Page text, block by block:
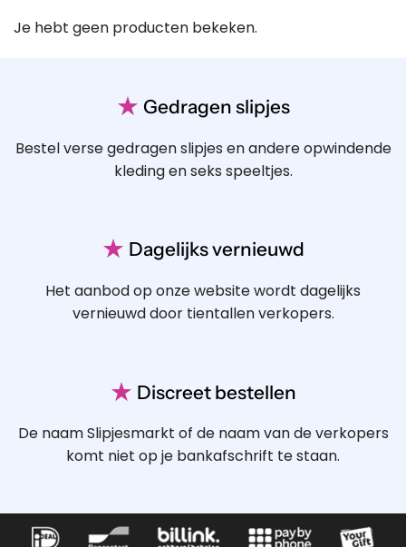
Je hebt geen producten bekeken.
★ Gedragen slipjes
Bestel verse gedragen slipjes en andere opwindende
kleding en seks speeltjes.
★ Dagelijks vernieuwd
Het aanbod op onze website wordt dagelijks
vernieuwd door tientallen verkopers.
★ Discreet bestellen
De naam Slipjesmarkt of de naam van de verkopers
komt niet op je bankafschrift te staan.